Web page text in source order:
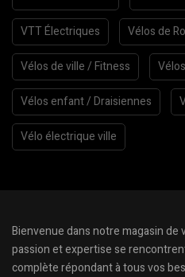
VTT Électriques Vélos de
Vélos de ville / Fitness
Vélos enfant / Draisiennes
Vélo électrique ville
Bienvenue dans notre magasin de
passion et expertise se
complète répondant à tous vos